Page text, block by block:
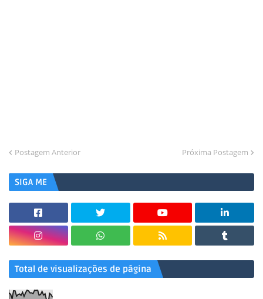
Postagem Anterior Próxima Postagem
SIGA ME
Total de visualizações de página